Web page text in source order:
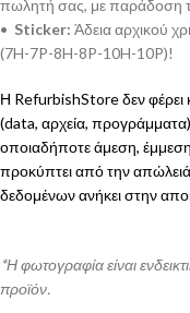
πωλητή σας, με παράδοση
• Sticker: Άδεια αρχικού
(7H-7P-8H-8P-10H-10P)!
Η RefurbishStore δεν φέρει
(data, αρχεία,
οποιαδήποτε άμεση,
προκύπτει από την
δεδομένων ανήκει στην
*Η φωτογραφία είναι
προϊόν.